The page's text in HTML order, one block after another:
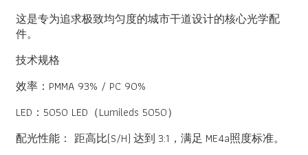
这是专为追求极致均匀度的城市干道设计的核心光学配
件。
技术规格
效率：PMMA 93% / PC 90%
LED：5050 LED（Lumileds 5050）
配光性能： 距高比(S/H) 达到 3:1，满足 ME4a照度标准。